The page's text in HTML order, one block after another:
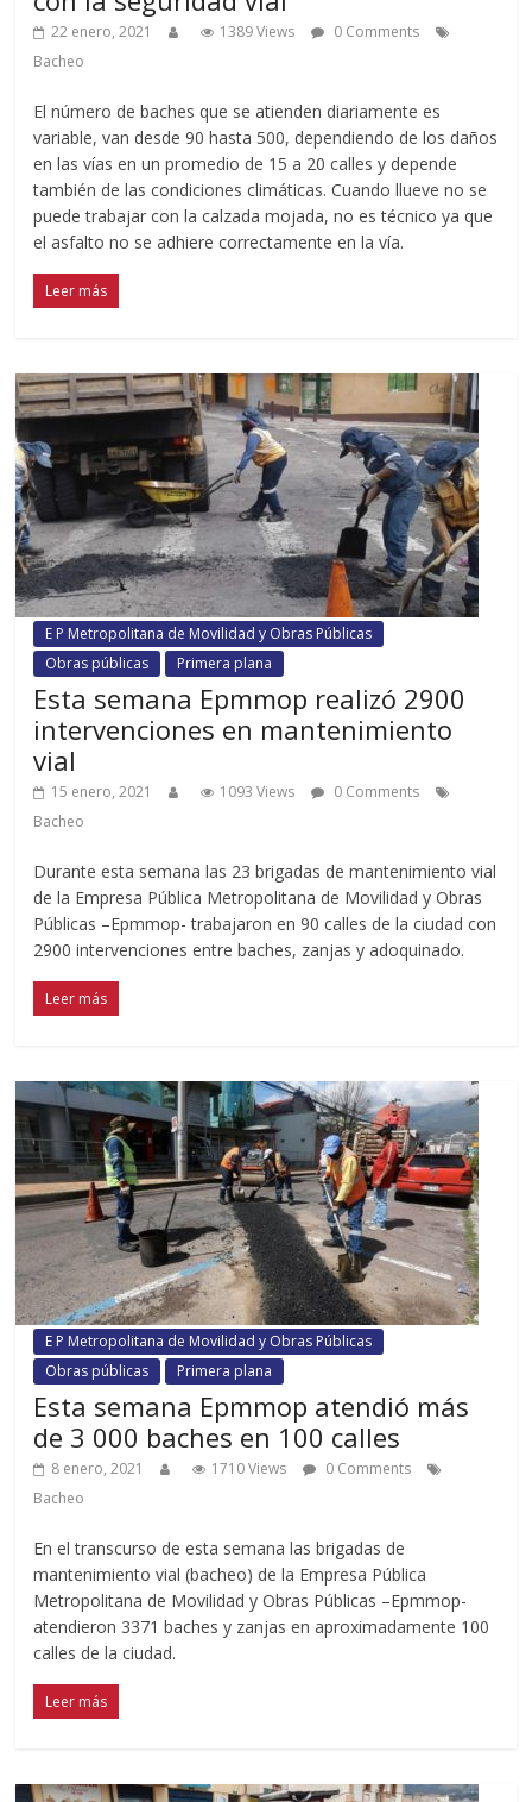
22 enero, 2021 1389 Views
0 Comments
Bacheo
El número de baches que se atienden diariamente es
variable, van desde 90 hasta 500, dependiendo de los daños
en las vías en un promedio de 15 a 20 calles y depende
también de las condiciones climáticas. Cuando llueve no se
puede trabajar con la calzada mojada, no es técnico ya que
el asfalto no se adhiere correctamente en la vía.
Leer más
E P Metropolitana de Movilidad y Obras Públicas
Obras públicas
Primera plana
Esta semana Epmmop realizó 2900
intervenciones en mantenimiento
vial
15 enero, 2021 1093 Views
0 Comments
Bacheo
Durante esta semana las 23 brigadas de mantenimiento vial
de la Empresa Pública Metropolitana de Movilidad y Obras
Públicas –Epmmop- trabajaron en 90 calles de la ciudad con
2900 intervenciones entre baches, zanjas y adoquinado.
Leer más
E P Metropolitana de Movilidad y Obras Públicas
Obras públicas
Primera plana
Esta semana Epmmop atendió más
de 3 000 baches en 100 calles
8 enero, 2021 1710 Views
0 Comments
Bacheo
En el transcurso de esta semana las brigadas de
mantenimiento vial (bacheo) de la Empresa Pública
Metropolitana de Movilidad y Obras Públicas –Epmmop-
atendieron 3371 baches y zanjas en aproximadamente 100
calles de la ciudad.
Leer más